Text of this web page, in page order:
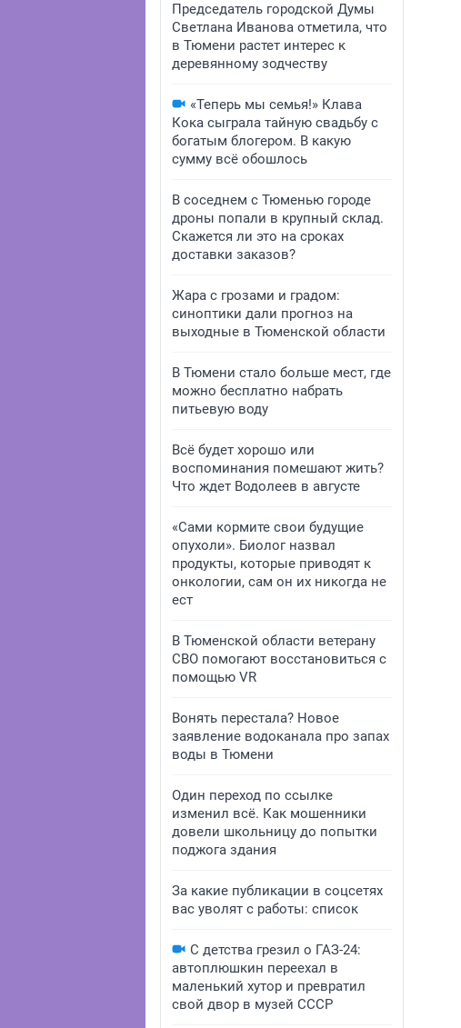
Председатель городской Думы
Светлана Иванова отметила, что
в Тюмени растет интерес к
деревянному зодчеству
«Теперь мы семья!» Клава
Кока сыграла тайную свадьбу с
богатым блогером. В какую
сумму всё обошлось
В соседнем с Тюменью городе
дроны попали в крупный склад.
Скажется ли это на сроках
доставки заказов?
Жара с грозами и градом:
синоптики дали прогноз на
выходные в Тюменской области
В Тюмени стало больше мест, где
можно бесплатно набрать
питьевую воду
Всё будет хорошо или
воспоминания помешают жить?
Что ждет Водолеев в августе
«Сами кормите свои будущие
опухоли». Биолог назвал
продукты, которые приводят к
онкологии, сам он их никогда не
ест
В Тюменской области ветерану
СВО помогают восстановиться с
помощью VR
Вонять перестала? Новое
заявление водоканала про запах
воды в Тюмени
Один переход по ссылке
изменил всё. Как мошенники
довели школьницу до попытки
поджога здания
За какие публикации в соцсетях
вас уволят с работы: список
С детства грезил о ГАЗ-24:
автоплюшкин переехал в
маленький хутор и превратил
свой двор в музей СССР